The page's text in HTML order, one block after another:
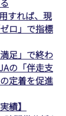
すれば、現
ロ」で指標
足」で終わ
の「伴走支
定着を促進
績】